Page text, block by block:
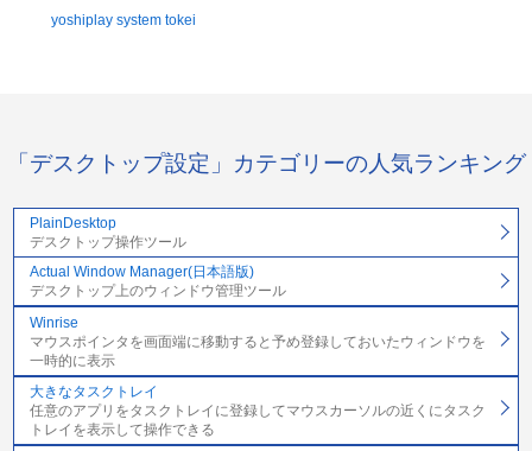
yoshiplay system tokei
「デスクトップ設定」カテゴリーの人気ランキング
PlainDesktop
デスクトップ操作ツール
Actual Window Manager(日本語版)
デスクトップ上のウィンドウ管理ツール
Winrise
マウスポインタを画面端に移動すると予め登録しておいたウィンドウを
一時的に表示
大きなタスクトレイ
任意のアプリをタスクトレイに登録してマウスカーソルの近くにタスク
トレイを表示して操作できる